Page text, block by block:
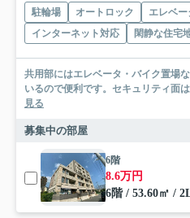
駐輪場 オートロック エレベー
インターネット対応
閑静な住宅
共用部にはエレベータ・バイク置場
いるので便利です。セキュリティ面
見る
募集中の部屋
6階
8.6万円
6階 / 53.60㎡ /